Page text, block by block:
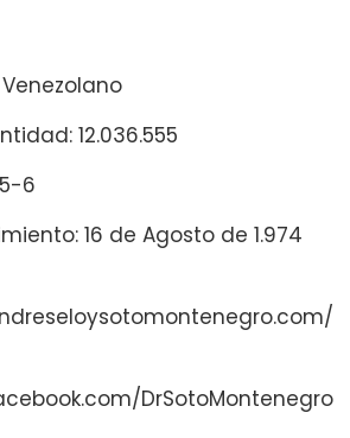
12.036.555
6
16 de Agosto de 1.974
DrSotoMontenegro